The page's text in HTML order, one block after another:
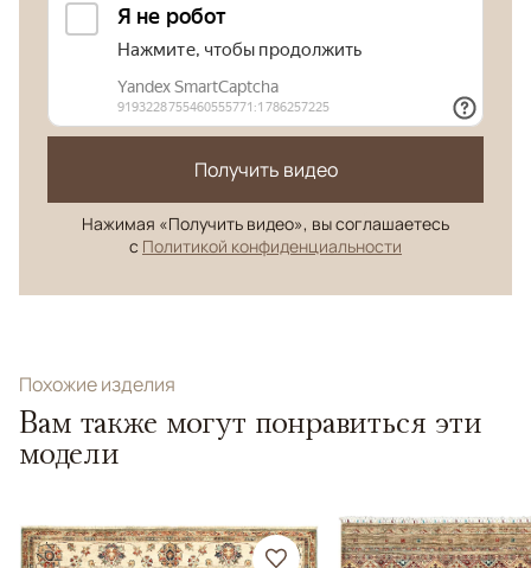
Получить видео
Нажимая «Получить видео», вы соглашаетесь
с Политикой конфиденциальности
Похожие изделия
Вам также могут понравиться эти
модели